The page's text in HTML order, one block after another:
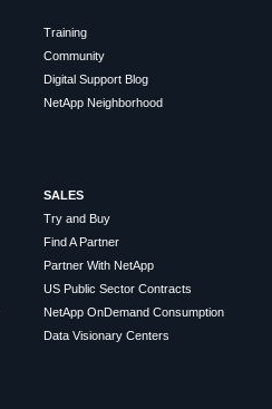
Training
Community
Digital Support Blog
NetApp Neighborhood
SALES
Try and Buy
Find A Partner
Partner With NetApp
US Public Sector Contracts
NetApp OnDemand Consumption
Data Visionary Centers